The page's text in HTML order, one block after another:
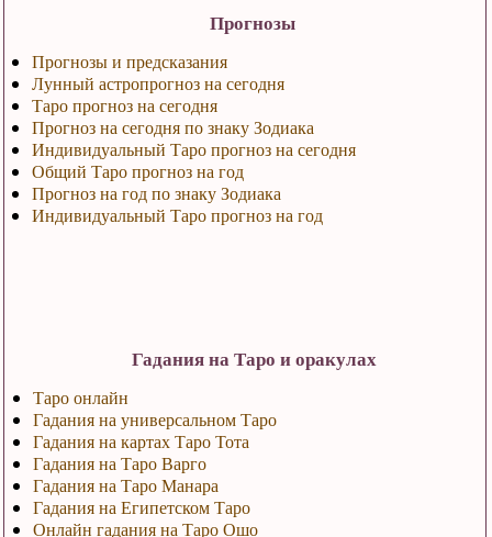
Прогнозы
Прогнозы и предсказания
Лунный астропрогноз на сегодня
Таро прогноз на сегодня
Прогноз на сегодня по знаку Зодиака
Индивидуальный Таро прогноз на сегодня
Общий Таро прогноз на год
Прогноз на год по знаку Зодиака
Индивидуальный Таро прогноз на год
Гадания на Таро и оракулах
Таро онлайн
Гадания на универсальном Таро
Гадания на картах Таро Тота
Гадания на Таро Варго
Гадания на Таро Манара
Гадания на Египетском Таро
Онлайн гадания на Таро Ошо